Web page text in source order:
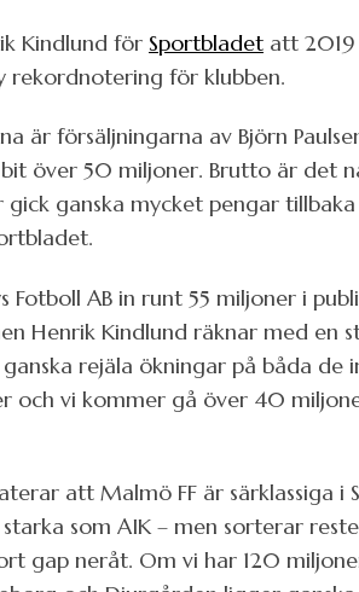
Kindlund för Sportbladet att
rekordnotering för klubben.
är försäljningarna av Björn
över 50 miljoner. Brutto är det
gick ganska mycket pengar
Fotboll AB in runt 55 miljoner i
Henrik Kindlund räknar med en
rejäla ökningar på båda de
och vi kommer gå över 40
att Malmö FF är särklassiga
som AIK – men sorterar
gap neråt. Om vi har 120